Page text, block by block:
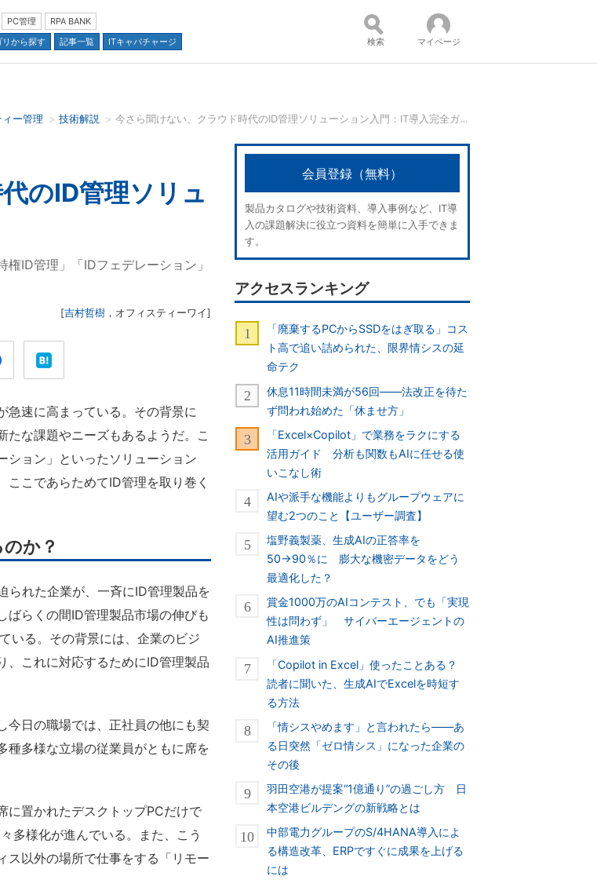
PC管理
RPA BANK
リから探す 記事一覧 ITキャパチャージ
コンテンツ：
並び順：
検索 マイページ
ー管理 技術解説 今さら聞けない、クラウド時代のID管理ソリューション入門：IT導入完全ガイド
のID管理ソリュ
ID管理」「IDフェデレーション」
[吉村哲樹 ， オフィスティーワイ]
速に高まっている。その背景に
たな課題やニーズもあるようだ。こ
ション」といったソリューション
こであらためてID管理を取り巻く
か？
れた企業が、一斉にID管理製品を
ばらくの間ID管理製品市場の伸びも
いる。その背景には、企業のビジ
、これに対応するためにID管理製品
日の職場では、正社員の他にも契
種多様な立場の従業員がともに席を
置かれたデスクトップPCだけで
多様化が進んでいる。また、こう
ス以外の場所で仕事をする「リモー
会員登録（無料）
製品カタログや技術資料、導入事例など、IT導
入の課題解決に役立つ資料を簡単に入手できま
す。
アクセスランキング
「廃棄するPCからSSDをはぎ取る」コス
ト高で追い詰められた、限界情シスの延
命テク
休息11時間未満が56回――法改正を待た
ず問われ始めた「休ませ方」
「Excel×Copilot」で業務をラクにする
活用ガイド 分析も関数もAIに任せる使
いこなし術
AIや派手な機能よりもグループウェアに
望む2つのこと【ユーザー調査】
塩野義製薬、生成AIの正答率を
50→90％に 膨大な機密データをどう
最適化した？
賞金1000万のAIコンテスト、でも「実現
性は問わず」 サイバーエージェントの
AI推進策
「Copilot in Excel」使ったことある？
読者に聞いた、生成AIでExcelを時短す
る方法
「情シスやめます」と言われたら――あ
る日突然「ゼロ情シス」になった企業の
その後
羽田空港が提案“1億通り”の過ごし方 日
本空港ビルデングの新戦略とは
中部電力グループのS/4HANA導入によ
る構造改革、ERPですぐに成果を上げる
には